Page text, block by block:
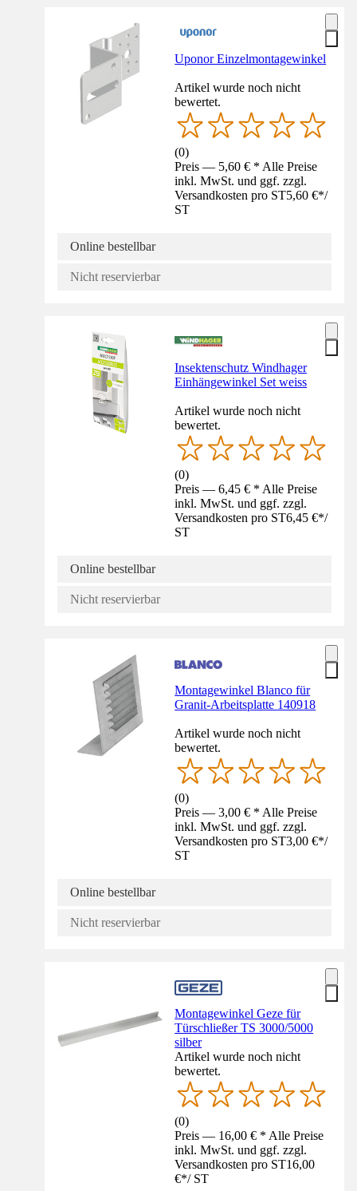
Uponor Einzelmontagewinkel
Artikel wurde noch nicht
bewertet.
(0)
Preis — 5,60 € * Alle Preise
inkl. MwSt. und ggf. zzgl.
Versandkosten pro ST5,60 €*/
ST
Online bestellbar
Nicht reservierbar
Insektenschutz Windhager
Einhängewinkel Set weiss
Artikel wurde noch nicht
bewertet.
(0)
Preis — 6,45 € * Alle Preise
inkl. MwSt. und ggf. zzgl.
Versandkosten pro ST6,45 €*/
ST
Online bestellbar
Nicht reservierbar
Montagewinkel Blanco für
Granit-Arbeitsplatte 140918
Artikel wurde noch nicht
bewertet.
(0)
Preis — 3,00 € * Alle Preise
inkl. MwSt. und ggf. zzgl.
Versandkosten pro ST3,00 €*/
ST
Online bestellbar
Nicht reservierbar
Montagewinkel Geze für
Türschließer TS 3000/5000
silber
Artikel wurde noch nicht
bewertet.
(0)
Preis — 16,00 € * Alle Preise
inkl. MwSt. und ggf. zzgl.
Versandkosten pro ST16,00
€*/ ST